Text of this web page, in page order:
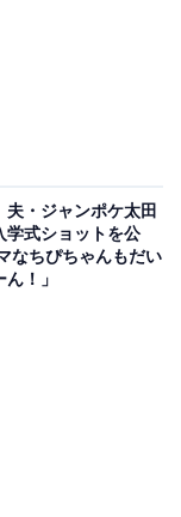
夫・ジャンポケ太田
学式ショットを公
なちぴちゃんもだい
！」